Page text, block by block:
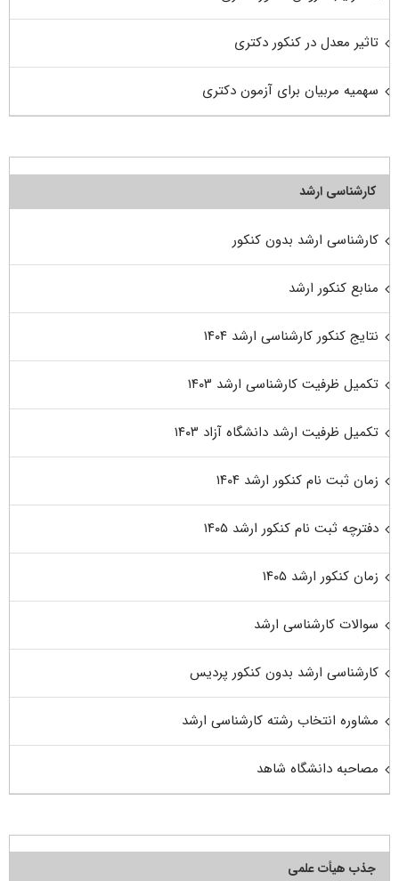
تاثیر معدل در کنکور دکتری
سهمیه مربیان برای آزمون دکتری
کارشناسی ارشد
کارشناسی ارشد بدون کنکور
منابع کنکور ارشد
نتایج کنکور کارشناسی ارشد ۱۴۰۴
تکمیل ظرفیت کارشناسی ارشد ۱۴۰۳
تکمیل ظرفیت ارشد دانشگاه آزاد ۱۴۰۳
زمان ثبت نام کنکور ارشد ۱۴۰۴
دفترچه ثبت نام کنکور ارشد ۱۴۰۵
زمان کنکور ارشد ۱۴۰۵
سوالات کارشناسی ارشد
کارشناسی ارشد بدون کنکور پردیس
مشاوره انتخاب رشته کارشناسی ارشد
مصاحبه دانشگاه شاهد
جذب هیأت علمی